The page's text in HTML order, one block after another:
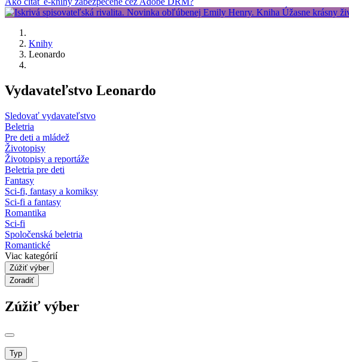
Knihy
Leonardo
Vydavateľstvo Leonardo
Sledovať vydavateľstvo
Beletria
Pre deti a mládež
Životopisy
Životopisy a reportáže
Beletria pre deti
Fantasy
Sci-fi, fantasy a komiksy
Sci-fi a fantasy
Romantika
Sci-fi
Spoločenská beletria
Romantické
Viac kategórií
Zúžiť výber
Zoradiť
Zúžiť výber
Typ